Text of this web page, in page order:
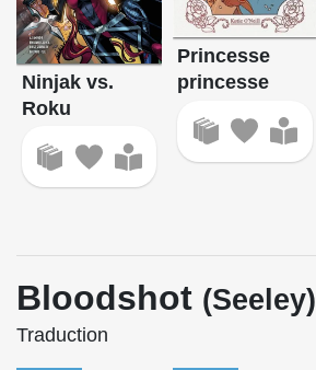
Ninjak vs.
Roku
Princesse
princesse
Bloodshot (Seeley)
Traduction